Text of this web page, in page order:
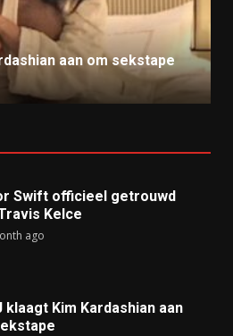
aan om sekstape
Swift officieel getrouwd
Kelce
ago
klaagt Kim Kardashian aan